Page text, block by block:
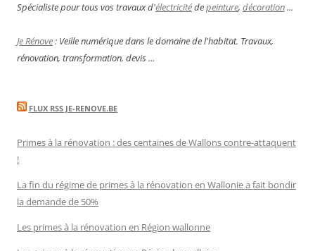
Spécialiste pour tous vos travaux d'électricitédepeinture, décoration...
Je Rénove: Veille numérique dans le domaine de l'habitat. Travaux,
rénovation, transformation, devis ...
FLUX RSS JE-RENOVE.BE
Primes à la rénovation : des centaines de Wallons contre-attaquent
!
La fin du régime de primes à la rénovation en Wallonie a fait bondir
la demande de 50%
Les primes à la rénovation en Région wallonne